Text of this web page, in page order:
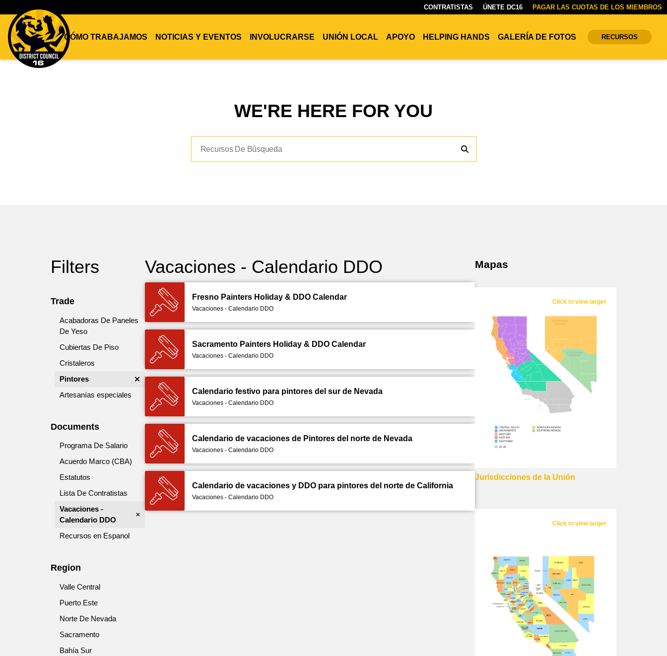
CONTRATISTAS ÚNETE DC16 PAGAR LAS CUOTAS DE LOS MIEMBROS
CÓMO TRABAJAMOS NOTICIAS Y EVENTOS INVOLUCRARSE UNIÓN LOCAL APOYO HELPING HANDS GALERÍA DE FOTOS RECURSOS
WE'RE HERE FOR YOU
Filters
Trade
Acabadoras De Paneles
De Yeso
Cubiertas De Piso
Cristaleros
Pintores
Artesanías especiales
Documents
Programa De Salario
Acuerdo Marco (CBA)
Estatutos
Lista De Contratistas
Vacaciones -
Calendario DDO
Recursos en Espanol
Region
Valle Central
Puerto Este
Norte De Nevada
Sacramento
Bahía Sur
Vacaciones - Calendario DDO
Fresno Painters Holiday & DDO Calendar
Vacaciones - Calendario DDO
Sacramento Painters Holiday & DDO Calendar
Vacaciones - Calendario DDO
Calendario festivo para pintores del sur de Nevada
Vacaciones - Calendario DDO
Calendario de vacaciones de Pintores del norte de Nevada
Vacaciones - Calendario DDO
Calendario de vacaciones y DDO para pintores del norte de California
Vacaciones - Calendario DDO
Mapas
Click to view larger
Jurisdicciones de la Unión
Click to view larger